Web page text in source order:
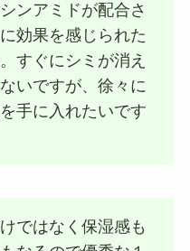
ンアミドが配合さ
効果を感じられた
すぐにシミが消え
いですが、徐々に
手に入れたいです
ではなく保湿感も